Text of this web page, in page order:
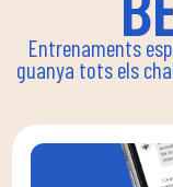
Entrenaments
guanya tots els